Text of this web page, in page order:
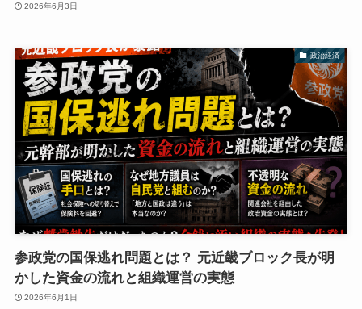
2026年6月3日
政治経済
参政党の国保逃れ問題とは？ 元近畿ブロック長が明
かした資金の流れと組織運営の実態
2026年6月1日